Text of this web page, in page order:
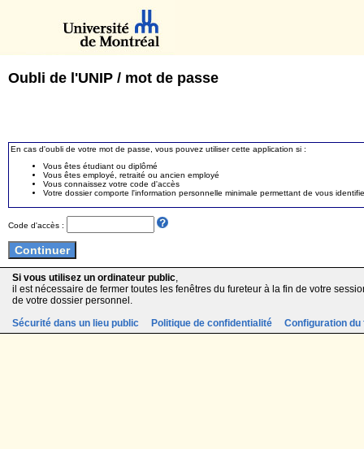
Oubli de l'UNIP / mot de passe
En cas d'oubli de votre mot de passe, vous pouvez utiliser cette application si :
Vous êtes étudiant ou diplômé
Vous êtes employé, retraité ou ancien employé
Vous connaissez votre code d'accès
Votre dossier comporte l'information personnelle minimale permettant de vous
Code d'accès :
Si vous utilisez un ordinateur public,
il est nécessaire de fermer toutes les fenêtres du fureteur à la fin de votre
de votre dossier personnel.
Sécurité dans un lieu public
Politique de confidentialité Configuration du